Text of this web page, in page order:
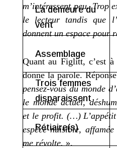
m’intéressent peu. Trop
le lecteur tandis que
donnent un espace pour
Quant au Figlitt, c’est à
donne la parole.
pensez-vous du monde
le monde actuel,
et le profit. (…) L’appétit
espèce nuisible,
me révolte. ».
La demeure du
vent
Assemblage
Trois femmes
disparaissent
Rétiaire(s)